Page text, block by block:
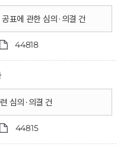
표에 관한 심의·의결 건
44818
심의·의결 건
44815